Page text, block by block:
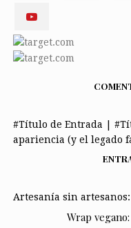
#Título de Entrada |
apariencia (y el legado
Artesanía sin
Wrap